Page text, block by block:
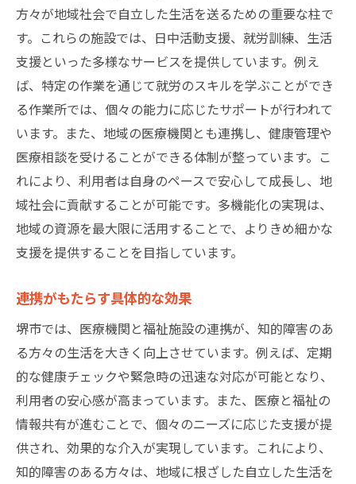
方々が地域社会で自立した生活を送るための重要な柱で
す。これらの施設では、日中活動支援、就労訓練、生活
支援といった多様なサービスを提供しています。例え
ば、特定の作業を通じて就労のスキルを学ぶことができ
る作業所では、個々の能力に応じたサポートが行われて
います。また、地域の医療機関とも連携し、健康管理や
医療相談を受けることができる体制が整っています。こ
れにより、利用者は自身のペースで安心して成長し、地
域社会に貢献することが可能です。多機能化の実現は、
地域の資源を最大限に活用することで、よりきめ細かな
支援を提供することを目指しています。
連携がもたらす具体的な効果
堺市では、医療機関と福祉施設の連携が、知的障害のあ
る方々の生活を大きく向上させています。例えば、定期
的な健康チェックや緊急時の迅速な対応が可能となり、
利用者の安心感が高まっています。また、医療と福祉の
情報共有が進むことで、個々のニーズに応じた支援が提
供され、効果的な介入が実現しています。これにより、
知的障害のある方々は、地域に根ざした自立した生活を